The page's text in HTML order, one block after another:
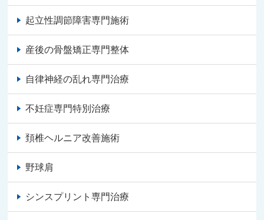
起立性調節障害専門施術
産後の骨盤矯正専門整体
自律神経の乱れ専門治療
不妊症専門特別治療
頚椎ヘルニア改善施術
野球肩
シンスプリント専門治療